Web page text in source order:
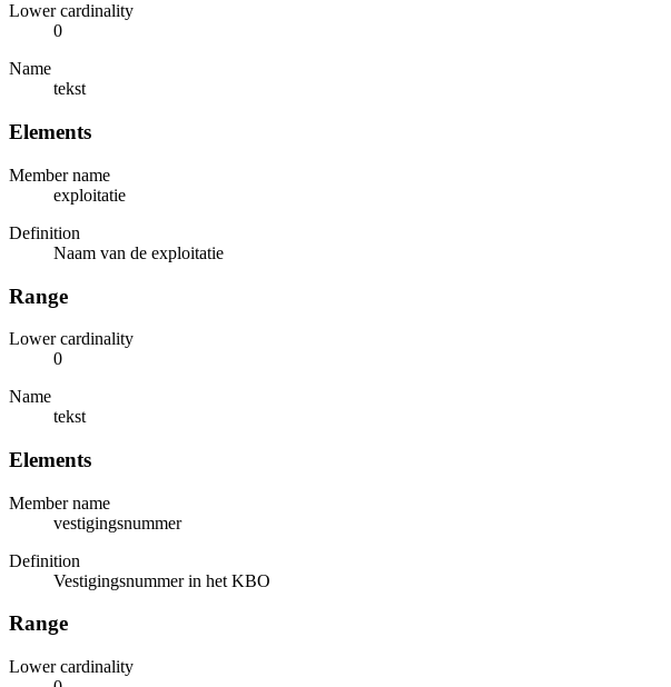
Lower cardinality
0
Name
tekst
Elements
Member name
exploitatie
Definition
Naam van de exploitatie
Range
Lower cardinality
0
Name
tekst
Elements
Member name
vestigingsnummer
Definition
Vestigingsnummer in het KBO
Range
Lower cardinality